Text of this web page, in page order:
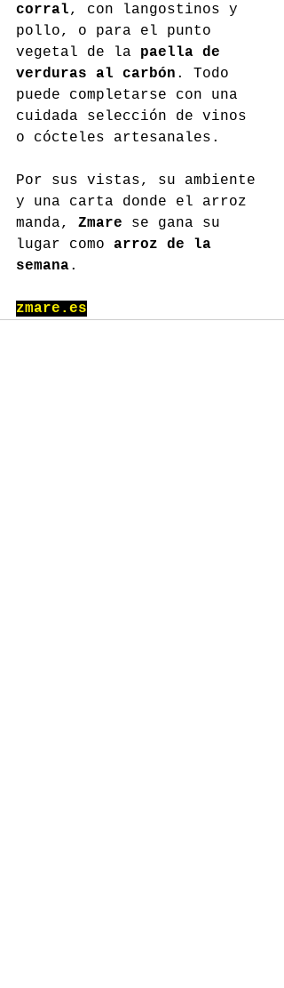
corral, con langostinos y
pollo, o para el punto
vegetal de la paella de
verduras al carbón . Todo
puede completarse con una
cuidada selección de vinos
o cócteles artesanales.
Por sus vistas, su ambiente
y una carta donde el arroz
manda, Zmare se gana su
lugar como arroz de la
semana.
zmare.es